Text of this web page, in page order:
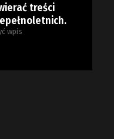
treści
wpis